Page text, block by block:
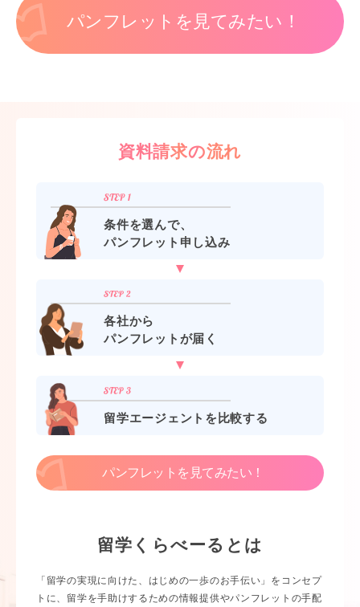
パンフレットを見てみたい！
資料請求の流れ
条件を選んで、
パンフレット申し込み
各社から
パンフレットが届く
留学エージェントを比較する
パンフレットを見てみたい！
留学くらべーるとは
「留学の実現に向けた、はじめの一歩のお手伝い」をコンセプ
トに、留学を手助けするための情報提供やパンフレットの手配